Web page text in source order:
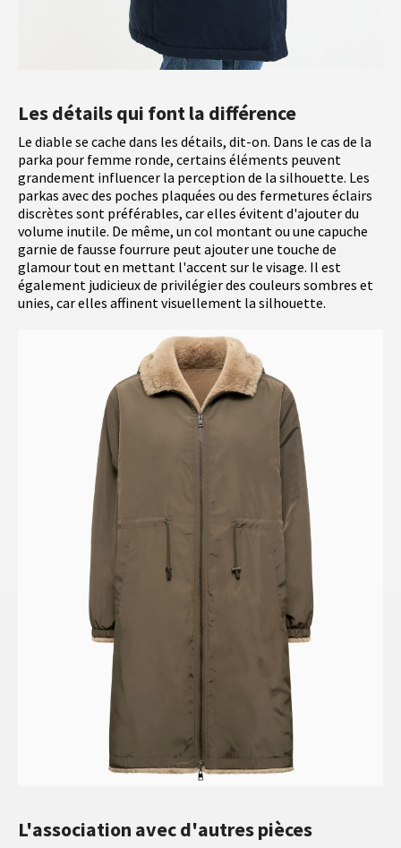
Les détails qui font la différence
Le diable se cache dans les détails, dit-on. Dans le cas de la
parka pour femme ronde, certains éléments peuvent
grandement influencer la perception de la silhouette. Les
parkas avec des poches plaquées ou des fermetures éclairs
discrètes sont préférables, car elles évitent d'ajouter du
volume inutile. De même, un col montant ou une capuche
garnie de fausse fourrure peut ajouter une touche de
glamour tout en mettant l'accent sur le visage. Il est
également judicieux de privilégier des couleurs sombres et
unies, car elles affinent visuellement la silhouette.
L'association avec d'autres pièces